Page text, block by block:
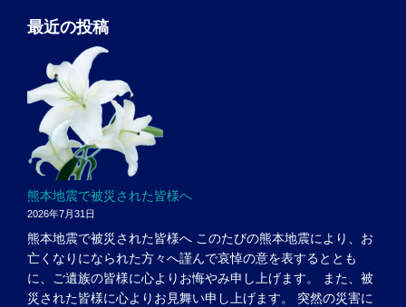
最近の投稿
熊本地震で被災された皆様へ
2026年7月31日
熊本地震で被災された皆様へ このたびの熊本地震により、お
亡くなりになられた方々へ謹んで哀悼の意を表するととも
に、ご遺族の皆様に心よりお悔やみ申し上げます。 また、被
災された皆様に心よりお見舞い申し上げます。 突然の災害に